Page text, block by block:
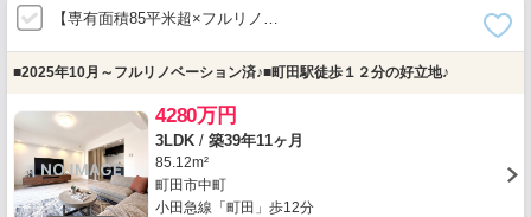
【専有面積85平米超×フルリノ…
■2025年10月～フルリノベーション済♪■町田駅徒歩１２分の好立地♪
4280万円
3LDK / 築39年11ヶ月
85.12m²
町田市中町
小田急線「町田」歩12分